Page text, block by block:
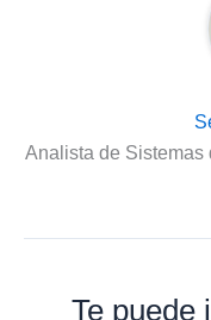
Analista de Sistemas
Te puede